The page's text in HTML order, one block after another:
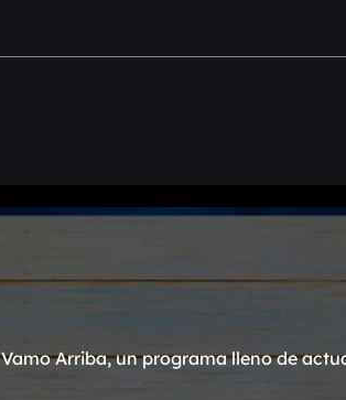
Arriba, un programa lleno de